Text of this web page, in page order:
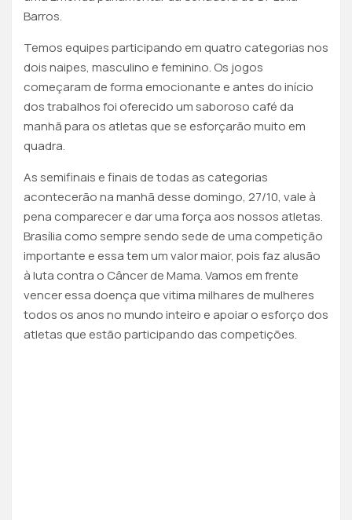
Barros.
Temos equipes participando em quatro categorias nos
dois naipes, masculino e feminino. Os jogos
começaram de forma emocionante e antes do início
dos trabalhos foi oferecido um saboroso café da
manhã para os atletas que se esforçarão muito em
quadra.
As semifinais e finais de todas as categorias
acontecerão na manhã desse domingo, 27/10, vale à
pena comparecer e dar uma força aos nossos atletas.
Brasília como sempre sendo sede de uma competição
importante e essa tem um valor maior, pois faz alusão
à luta contra o Câncer de Mama. Vamos em frente
vencer essa doença que vitima milhares de mulheres
todos os anos no mundo inteiro e apoiar o esforço dos
atletas que estão participando das competições.